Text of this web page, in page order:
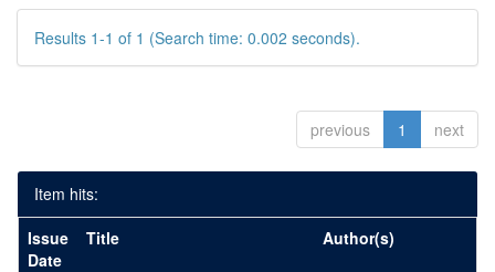
Results 1-1 of 1 (Search time: 0.002 seconds).
previous 1 next
Item hits:
Issue
Date
Title Author(s)